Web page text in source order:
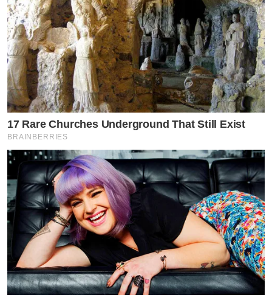
17 Rare Churches Underground That Still Exist
BRAINBERRIES